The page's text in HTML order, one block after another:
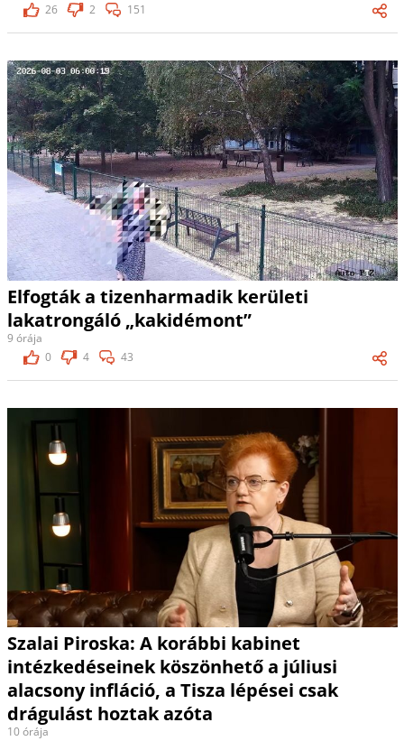
26
2 151
Elfogták a tizenharmadik kerületi
lakatrongáló „kakidémont”
9 órája
0
4 43
Szalai Piroska: A korábbi kabinet
intézkedéseinek köszönhető a júliusi
alacsony infláció, a Tisza lépései csak
drágulást hoztak azóta
10 órája